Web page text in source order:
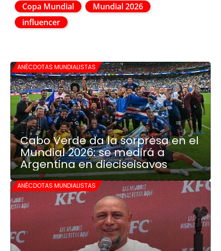
Copa Mundial
Mundial 2026
influencer
ANÉCDOTAS MUNDIALISTAS
Cabo Verde da la sorpresa en el
Mundial 2026: se medirá a
Argentina en dieciseisavos
ANÉCDOTAS MUNDIALISTAS